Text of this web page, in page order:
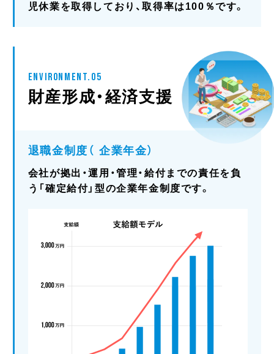
児休業を取得しており、取得率は100％です。
ENVIRONMENT.05
財産形成・経済支援
退職金制度（ 企業年金）
会社が拠出・運用・管理・給付までの責任を負
う「確定給付」型の企業年金制度です。